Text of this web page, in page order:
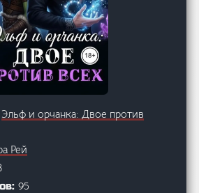
Эльф и орчанка: Двое против
Рей
95